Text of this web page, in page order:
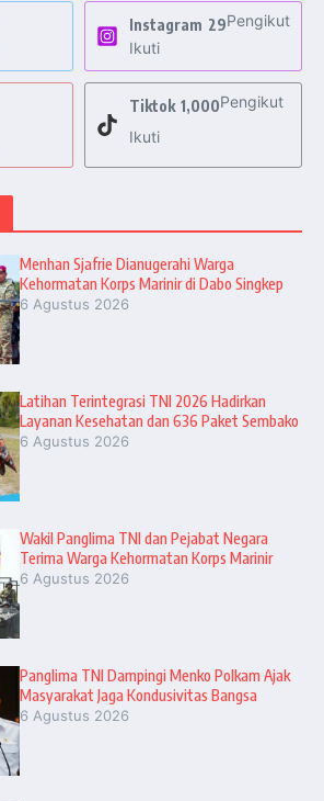
Instagram 29Pengikut
Ikuti
Tiktok 1,000Pengikut
Ikuti
Menhan Sjafrie Dianugerahi Warga
Kehormatan Korps Marinir di Dabo Singkep
6 Agustus 2026
Latihan Terintegrasi TNI 2026 Hadirkan
Layanan Kesehatan dan 636 Paket Sembako
6 Agustus 2026
Wakil Panglima TNI dan Pejabat Negara
Terima Warga Kehormatan Korps Marinir
6 Agustus 2026
Panglima TNI Dampingi Menko Polkam Ajak
Masyarakat Jaga Kondusivitas Bangsa
6 Agustus 2026